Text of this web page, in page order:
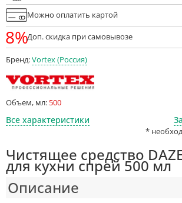
Можно оплатить картой
8%Доп. скидка при самовывозе
Бренд:Vortex (Россия)
Объем, мл: 500
Все характеристики
*
Чистящее средство
для кухни спрей 500 мл
Описание